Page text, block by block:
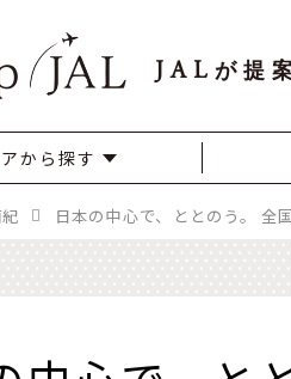
JAL が提
から探す